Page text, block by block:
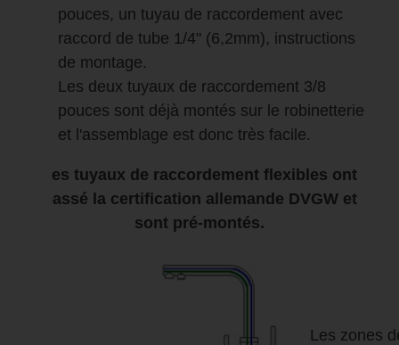
pouces, un tuyau de raccordement avec
raccord de tube 1/4" (6,2mm), instructions
de montage.
Les deux tuyaux de raccordement 3/8
pouces sont déjà montés sur le robinetterie
et l'assemblage est donc très facile.
Les tuyaux de raccordement flexibles ont
passé la certification allemande DVGW et
sont pré-montés.
Les zones